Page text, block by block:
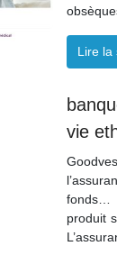
Lire la
vie
fonds…
produit